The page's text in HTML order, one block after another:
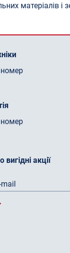
матеріалів і
акції